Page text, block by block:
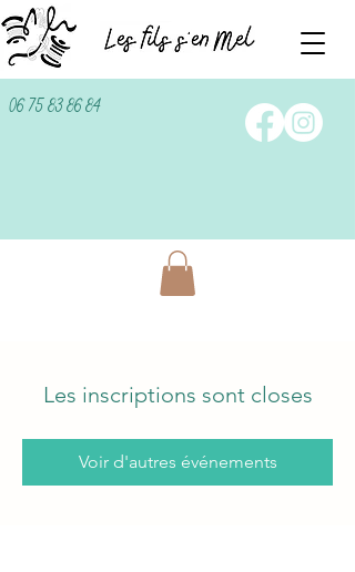
06 75 83 86 84
Les inscriptions sont closes
Voir d'autres événements